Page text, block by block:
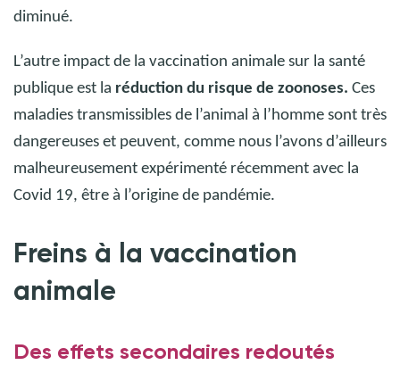
diminué.
L’autre impact de la vaccination animale sur la santé
publique est la réduction du risque de zoonoses. Ces
maladies transmissibles de l’animal à l’homme sont très
dangereuses et peuvent, comme nous l’avons d’ailleurs
malheureusement expérimenté récemment avec la
Covid 19, être à l’origine de pandémie.
Freins à la vaccination
animale
Des effets secondaires redoutés